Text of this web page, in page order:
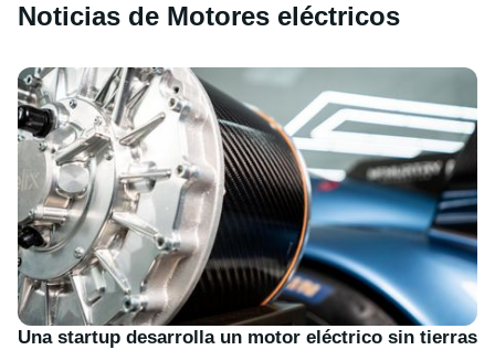
Noticias de Motores eléctricos
Una startup desarrolla un motor eléctrico sin tierras